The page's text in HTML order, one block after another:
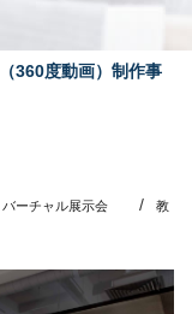
360度動画）制作事
バーチャル展示会
教